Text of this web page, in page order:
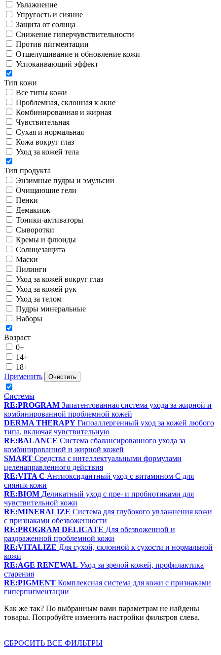
Увлажнение
Упругость и сияние
Защита от солнца
Снижение гиперчувствительности
Против пигментации
Отшелушивание и обновление кожи
Успокаивающий эффект
Тип кожи
Все типы кожи
Проблемная, склонная к акне
Комбинированная и жирная
Чувствительная
Сухая и нормальная
Кожа вокруг глаз
Уход за кожей тела
Тип продукта
Энзимные пудры и эмульсии
Очищающие гели
Пенки
Демакияж
Тоники-активаторы
Сыворотки
Кремы и флюиды
Солнцезащита
Маски
Пилинги
Уход за кожей вокруг глаз
Уход за кожей рук
Уход за телом
Пудры минеральные
Наборы
Возраст
0+
14+
18+
Применить
Очистить
Системы
RE:PROGRAM Запатентованная система ухода за жирной и
комбинированной проблемной кожей
DERMA THERAPY Гипоаллергенный уход за кожей любого
типа, включая чувствительную
RE:BALANCE Система сбалансированного ухода за
комбинированной и жирной кожей
SMART Средства с интеллектуальными формулами
целенаправленного действия
RE:VITA C Антиоксидантный уход с витамином С для
сияния кожи
RE:BIOM Деликатный уход с пре- и пробиотиками для
чувствительной кожи
RE:MINERALIZE Система для глубокого увлажнения кожи
с признаками обезвоженности
RE:PROGRAM DELICATE Для обезвоженной и
раздраженной проблемной кожи
RE:VITALIZE Для сухой, склонной к сухости и нормальной
кожи
RE:AGE RENEWAL Уход за зрелой кожей, профилактика
старения
RE:PIGMENT Комплексная система для кожи с признаками
гиперпигментации
Как же так? По выбранным вами параметрам не найдены
товары. Попробуйте изменить настройки фильтров слева.
СБРОСИТЬ ВСЕ ФИЛЬТРЫ